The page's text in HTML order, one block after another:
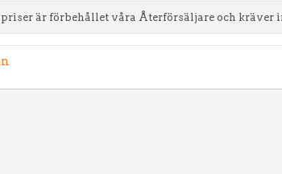
är förbehållet våra Återförsäljare och kräver